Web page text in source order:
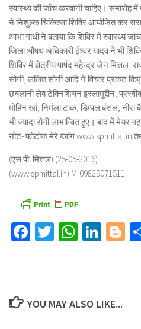
स्वास्थ्य की जाँच करवानी चाहिए।
ने निशुल्क चिकित्सा शिविर आयोजित कर
आभा गांधी ने बताया कि शिविर में स्वास्थ्य
जिला औषध अधिकारी ईश्वर यादव ने भी
शिविर में क्षेत्रीय पार्षद महेन्द्र जैन मित्तल,
सोनी, ललित सोनी आदि ने विचार प्रकट
छबलानी लेब टेक्निशियन इस्लामुद्दीन,
मोहिन खां, निर्मला टांक, डिम्पल बंसल,
भी ज्यादा रोगी लाभान्वित हुए। बाद में मेयर
नोट- फोटोज मेरे ब्लॉग
(एस.पी. मित्तल) (25-05-2016)
(www.spmittal.in) M-09829071511
Facebook
Twitter
YOU MAY ALSO LIKE...